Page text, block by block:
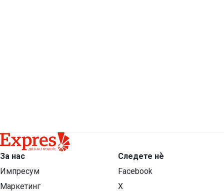
За нас
Импресум
Маркетинг
Следете нѐ
Facebook
X